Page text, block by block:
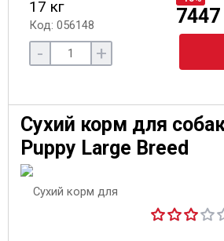
17 кг
Код: 056148 7447
- +
Сухий корм для
Puppy Large Breed